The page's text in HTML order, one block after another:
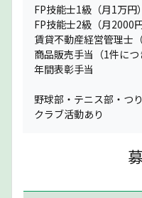
FP技能士1級（月1万円）
FP技能士2級（月2000円
賃貸不動産経営管理士
商品販売手当（1件につ
年間表彰手当
野球部・テニス部・つ
クラブ活動あり